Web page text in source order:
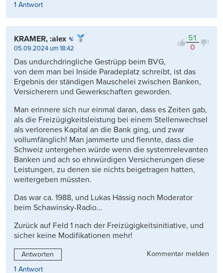
1 Antwort
51
0
KRAMER, :alex
05.09.2024 um 18:42
Das undurchdringliche Gestrüpp beim BVG,
von dem man bei Inside Paradeplatz schreibt, ist das
Ergebnis der ständigen Mauschelei zwischen Banken,
Versicherern und Gewerkschaften geworden.
Man erinnere sich nur einmal daran, dass es Zeiten gab,
als die Freizügigkeitsleistung bei einem Stellenwechsel
als verlorenes Kapital an die Bank ging, und zwar
vollumfänglich! Man jammerte und flennte, dass die
Schweiz untergehen würde wenn die systemrelevanten
Banken und ach so ehrwürdigen Versicherungen diese
Leistungen, zu denen sie nichts beigetragen hatten,
weitergeben müssten.
Das war ca. 1988, und Lukas Hässig noch Moderator
beim Schawinsky-Radio…
Zurück auf Feld 1 nach der Freizügigkeitsinitiative, und
sicher keine Modifikationen mehr!
Antworten
Kommentar melden
1 Antwort